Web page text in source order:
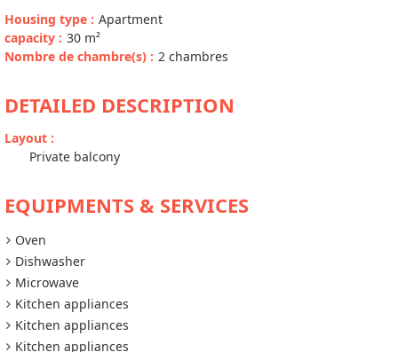
Housing type : Apartment
capacity : 30 m²
Nombre de chambre(s) : 2 chambres
DETAILED DESCRIPTION
Layout :
Private balcony
EQUIPMENTS & SERVICES
Oven
Dishwasher
Microwave
Kitchen appliances
Kitchen appliances
Kitchen appliances